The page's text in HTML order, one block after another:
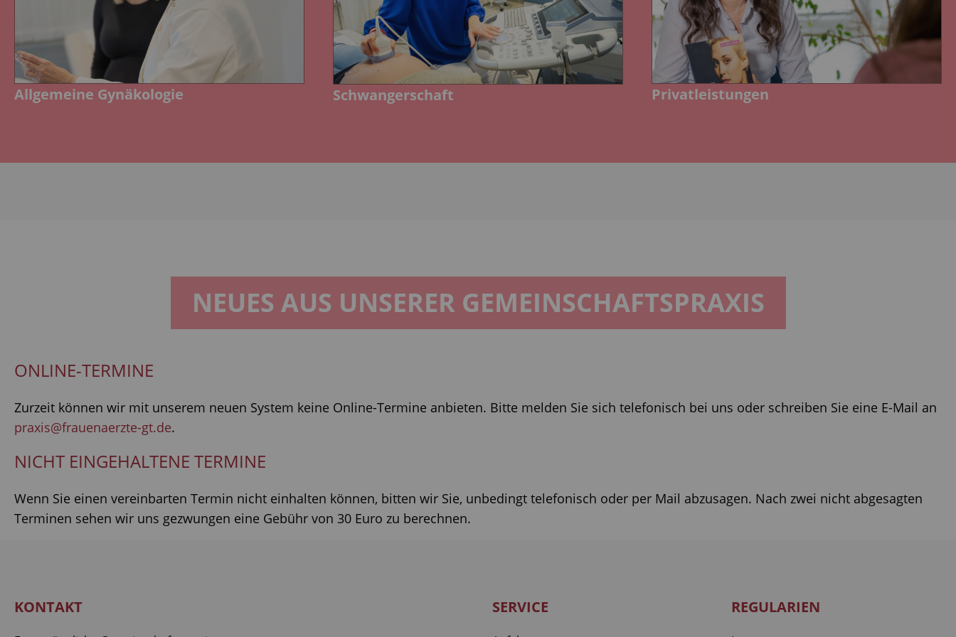
Allgemeine Gynäkologie Schwangerschaft Privatleistungen
NEUES AUS UNSERER GEMEINSCHAFTSPRAXIS
ONLINE-TERMINE
Zurzeit können wir mit unserem neuen System keine Online-Termine anbieten. Bitte melden Sie sich telefonisch bei uns oder schreiben Sie eine E-Mail an
praxis@frauenaerzte-gt.de.
NICHT EINGEHALTENE TERMINE
Wenn Sie einen vereinbarten Termin nicht einhalten können, bitten wir Sie, unbedingt telefonisch oder per Mail abzusagen. Nach zwei nicht abgesagten
Terminen sehen wir uns gezwungen eine Gebühr von 30 Euro zu berechnen.
KONTAKT SERVICE REGULARIEN